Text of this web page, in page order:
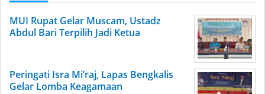
MUI Rupat Gelar Muscam, Ustadz
Abdul Bari Terpilih Jadi Ketua
Peringati Isra Mi’raj, Lapas Bengkalis
Gelar Lomba Keagamaan